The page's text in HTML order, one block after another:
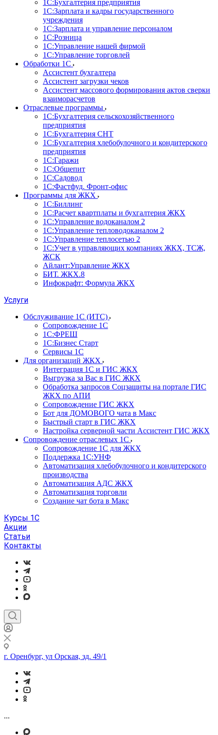
1С:Бухгалтерия предприятия
1С:Зарплата и кадры государственного
учреждения
1С:Зарплата и управление персоналом
1С:Розница
1С:Управление нашей фирмой
1С:Управление торговлей
Обработки 1С
Ассистент бухгалтера
Ассистент загрузки чеков
Ассистент массового формирования актов сверки
взаиморасчетов
Отраслевые программы
1С:Бухгалтерия сельскохозяйственного
предприятия
1С:Бухгалтерия СНТ
1С:Бухгалтерия хлебобулочного и кондитерского
предприятия
1С:Гаражи
1С:Общепит
1С:Садовод
1С:Фастфуд. Фронт-офис
Программы для ЖКХ
1С:Биллинг
1С:Расчет квартплаты и бухгалтерия ЖКХ
1С:Управление водоканалом 2
1С:Управление тепловодоканалом 2
1С:Управление теплосетью 2
1С:Учет в управляющих компаниях ЖКХ, ТСЖ,
ЖСК
Айлант:Управление ЖКХ
БИТ. ЖКХ.8
Инфокрафт: Формула ЖКХ
Услуги
Обслуживание 1С (ИТС)
Сопровождение 1С
1С:ФРЕШ
1С:Бизнес Старт
Сервисы 1С
Для организаций ЖКХ
Интеграция 1С и ГИС ЖКХ
Выгрузка за Вас в ГИС ЖКХ
Обработка запросов Соцзащиты на портале ГИС
ЖКХ по АПИ
Сопровождение ГИС ЖКХ
Бот для ДОМОВОГО чата в Макс
Быстрый старт в ГИС ЖКХ
Настройка серверной части Ассистент ГИС ЖКХ
Сопровождение отраслевых 1С
Сопровождение 1С для ЖКХ
Поддержка 1С:УНФ
Автоматизация хлебобулочного и кондитерского
производства
Автоматизация АДС ЖКХ
Автоматизация торговли
Создание чат бота в Макс
Курсы 1С
Акции
Статьи
Контакты
г. Оренбург, ул Орская, зд. 49/1
...